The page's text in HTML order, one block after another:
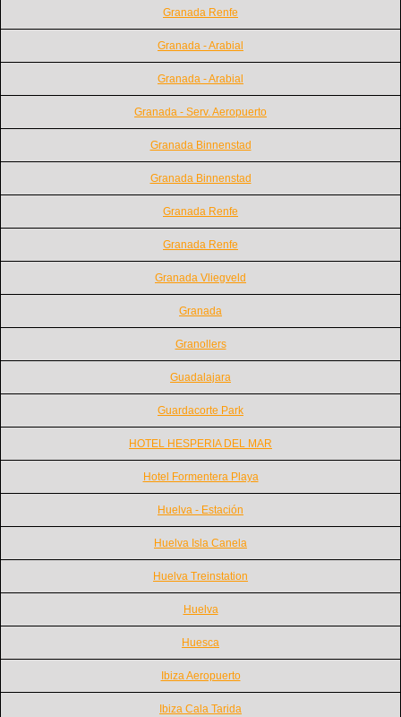
Granada Renfe
Granada - Arabial
Granada - Arabial
Granada - Serv. Aeropuerto
Granada Binnenstad
Granada Binnenstad
Granada Renfe
Granada Renfe
Granada Vliegveld
Granada
Granollers
Guadalajara
Guardacorte Park
HOTEL HESPERIA DEL MAR
Hotel Formentera Playa
Huelva - Estación
Huelva Isla Canela
Huelva Treinstation
Huelva
Huesca
Ibiza Aeropuerto
Ibiza Cala Tarida